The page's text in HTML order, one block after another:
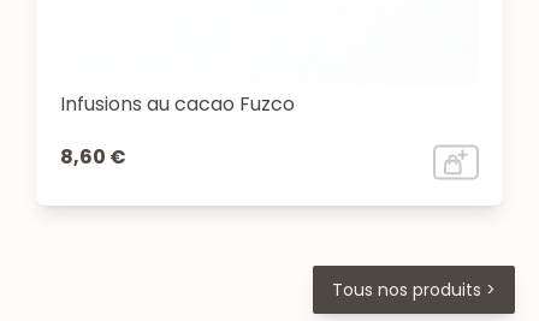
Infusions au cacao Fuzco
8,60 €
Tous nos produits >